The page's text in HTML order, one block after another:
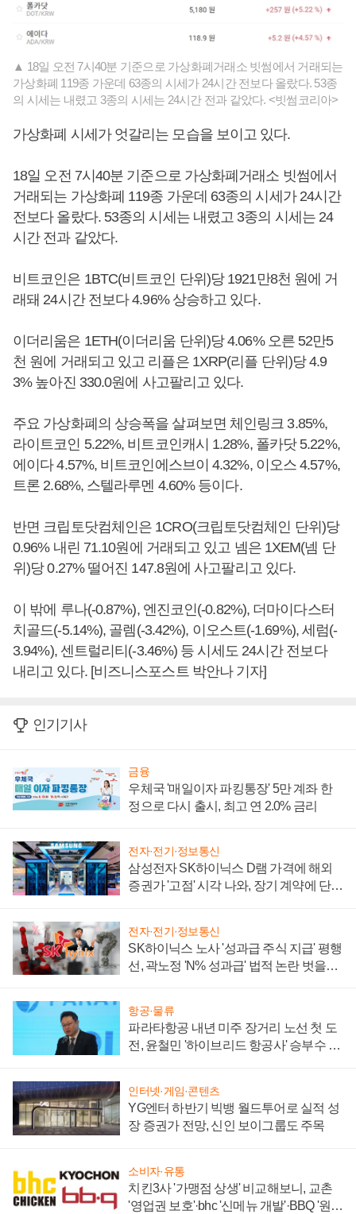
▲ 18일 오전 7시40분 기준으로 가상화폐거래소 빗썸에서 거래되는
가상화폐 119종 가운데 63종의 시세가 24시간 전보다 올랐다. 53종
의 시세는 내렸고 3종의 시세는 24시간 전과 같았다. <빗썸코리아>
가상화폐 시세가 엇갈리는 모습을 보이고 있다.
18일 오전 7시40분 기준으로 가상화폐거래소 빗썸에서
거래되는 가상화폐 119종 가운데 63종의 시세가 24시간
전보다 올랐다. 53종의 시세는 내렸고 3종의 시세는 24
시간 전과 같았다.
비트코인은 1BTC(비트코인 단위)당 1921만8천 원에 거
래돼 24시간 전보다 4.96% 상승하고 있다.
이더리움은 1ETH(이더리움 단위)당 4.06% 오른 52만5
천 원에 거래되고 있고 리플은 1XRP(리플 단위)당 4.9
3% 높아진 330.0원에 사고팔리고 있다.
주요 가상화폐의 상승폭을 살펴보면 체인링크 3.85%,
라이트코인 5.22%, 비트코인캐시 1.28%, 폴카닷 5.22%,
에이다 4.57%, 비트코인에스브이 4.32%, 이오스 4.57%,
트론 2.68%, 스텔라루멘 4.60% 등이다.
반면 크립토닷컴체인은 1CRO(크립토닷컴체인 단위)당
0.96% 내린 71.10원에 거래되고 있고 넴은 1XEM(넴 단
위)당 0.27% 떨어진 147.8원에 사고팔리고 있다.
이 밖에 루나(-0.87%), 엔진코인(-0.82%), 더마이다스터
치골드(-5.14%), 골렘(-3.42%), 이오스트(-1.69%), 세럼(-
3.94%), 센트럴리티(-3.46%) 등 시세도 24시간 전보다
내리고 있다. [비즈니스포스트 박안나 기자]
인기기사
금융
우체국 '매일이자 파킹통장' 5만 계좌 한
정으로 다시 출시, 최고 연 2.0% 금리
전자·전기·정보통신
삼성전자 SK하이닉스 D램 가격에 해외
증권가 '고점' 시각 나와, 장기 계약에 단점
전자·전기·정보통신
SK하이닉스 노사 '성과급 주식 지급' 평행
선, 곽노정 'N% 성과급' 법적 논란 벗을지
항공·물류
파라타항공 내년 미주 장거리 노선 첫 도
전, 윤철민 '하이브리드 항공사' 승부수 통
인터넷·게임·콘텐츠
YG엔터 하반기 빅뱅 월드투어로 실적 성
장 증권가 전망, 신인 보이그룹도 주목
소비자·유통
치킨3사 '가맹점 상생' 비교해보니, 교촌
'영업권 보호'·bhc '신메뉴 개발'·BBQ '원가